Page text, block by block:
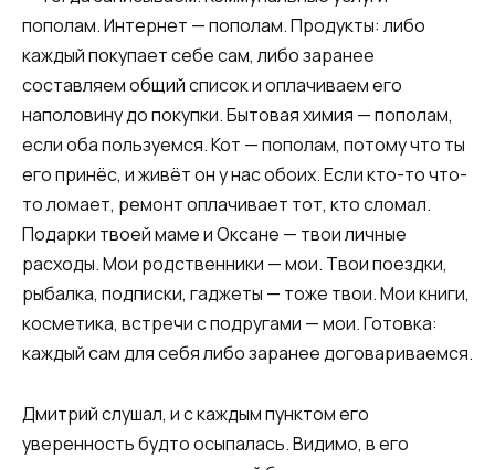
пополам. Интернет — пополам. Продукты: либо
каждый покупает себе сам, либо заранее
составляем общий список и оплачиваем его
наполовину до покупки. Бытовая химия — пополам,
если оба пользуемся. Кот — пополам, потому что ты
его принёс, и живёт он у нас обоих. Если кто-то что-
то ломает, ремонт оплачивает тот, кто сломал.
Подарки твоей маме и Оксане — твои личные
расходы. Мои родственники — мои. Твои поездки,
рыбалка, подписки, гаджеты — тоже твои. Мои книги,
косметика, встречи с подругами — мои. Готовка:
каждый сам для себя либо заранее договариваемся.
Дмитрий слушал, и с каждым пунктом его
уверенность будто осыпалась. Видимо, в его